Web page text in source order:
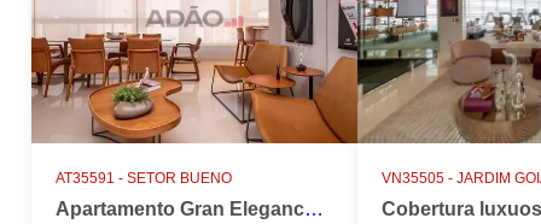
AT35591 - SETOR BUENO
Apartamento Gran Elegance - 4 suites + Home Office
VN35505 - JARDIM